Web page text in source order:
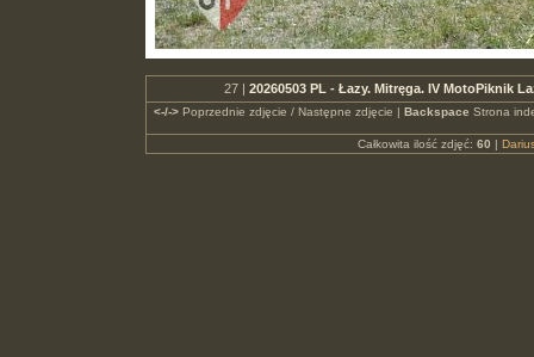
27 | 20260503 PL - Łazy. Mitręga. IV MotoPiknik
<-/->Poprzednie zdjęcie / Następne zdjęcie | Backspace Strona
Całkowita ilość zdjęć: 60 |